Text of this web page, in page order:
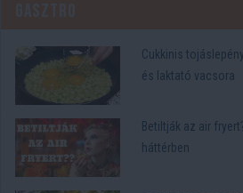
Cukkinis
és laktató vacsora
Betiltják az air
háttérben